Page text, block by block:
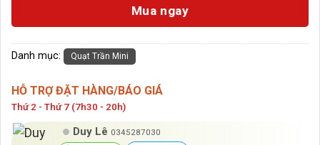
Mua ngay
Danh mục: Quạt Trần Mini
HỖ TRỢ ĐẶT HÀNG/BÁO GIÁ
Thứ 2 - Thứ 7 (7h30 - 20h)
Duy Lê 0345287030